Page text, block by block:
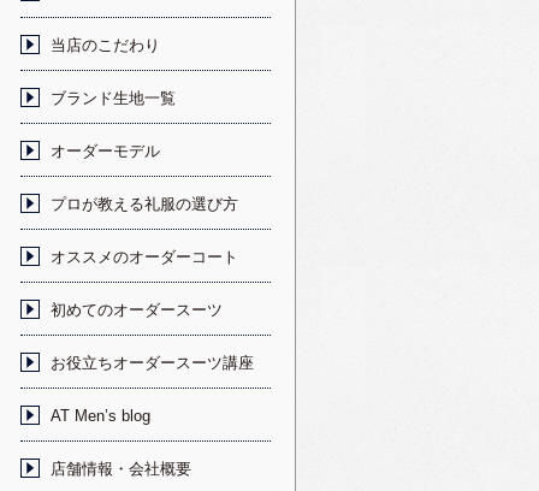
当店のこだわり
ブランド生地一覧
オーダーモデル
プロが教える礼服の選び方
オススメのオーダーコート
初めてのオーダースーツ
お役立ちオーダースーツ講座
AT Men’s blog
店舗情報・会社概要